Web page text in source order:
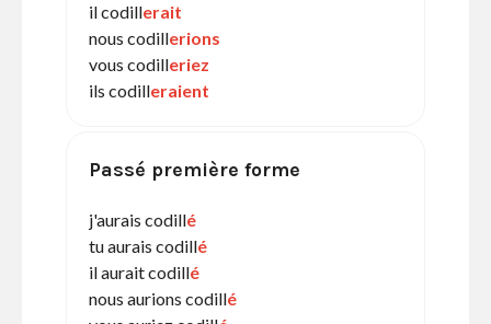
il codillerait
nous codillerions
vous codilleriez
ils codilleraient
Passé première forme
j'aurais codillé
tu aurais codillé
il aurait codillé
nous aurions codillé